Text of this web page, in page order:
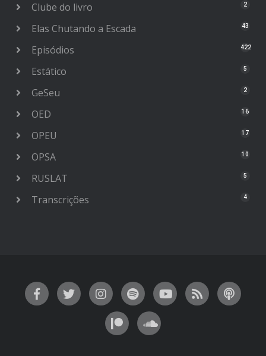
Clube do livro 2
Elas Chutando a Escada 43
Episódios 422
Estático 5
GeSeu 2
OED 16
OPEU 17
OPSA 10
RUSLAT 5
Transcrições 4